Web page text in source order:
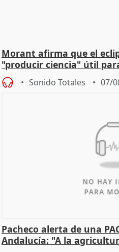
Morant afirma que el
"producir ciencia" útil
Sonido Totales 07/
Pacheco alerta de una
Andalucía: "A la